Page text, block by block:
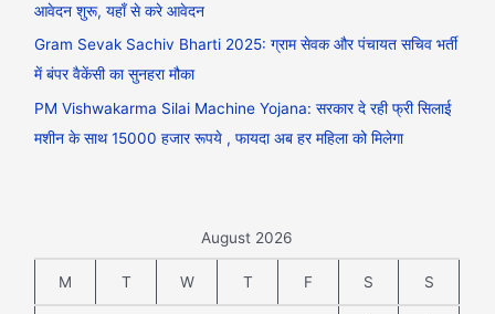
आवेदन शुरू, यहाँ से करे आवेदन
Gram Sevak Sachiv Bharti 2025: ग्राम सेवक और पंचायत सचिव भर्ती
में बंपर वैकेंसी का सुनहरा मौका
PM Vishwakarma Silai Machine Yojana: सरकार दे रही फ्री सिलाई
मशीन के साथ 15000 हजार रूपये , फायदा अब हर महिला को मिलेगा
August 2026
M T W T F S S